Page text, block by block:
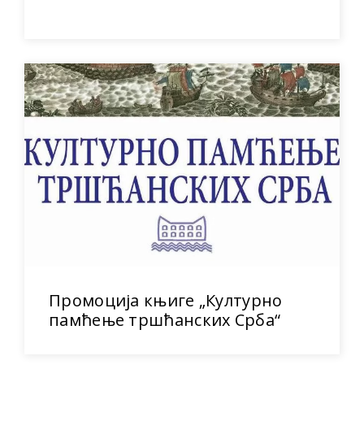
Промоција књиге „Културно
памћење тршћанских Срба“